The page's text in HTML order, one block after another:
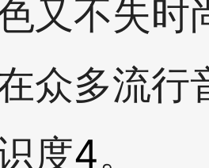
又不失时
众多流行
度4。